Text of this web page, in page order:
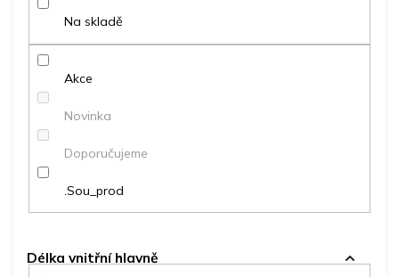
u
Na skladě
Akce
Novinka
Doporučujeme
.Sou_prod
Délka vnitřní hlavně